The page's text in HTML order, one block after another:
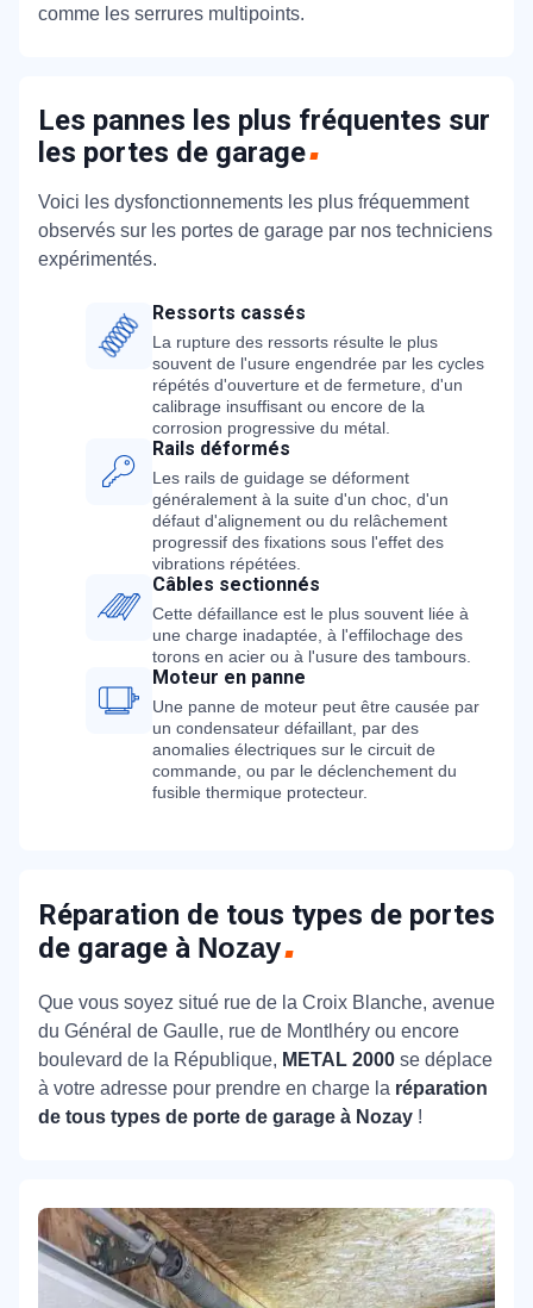
comme les serrures multipoints.
Les pannes les plus fréquentes sur
les portes de garage
Voici les dysfonctionnements les plus fréquemment
observés sur les portes de garage par nos techniciens
expérimentés.
Ressorts cassés
La rupture des ressorts résulte le plus
souvent de l'usure engendrée par les cycles
répétés d'ouverture et de fermeture, d'un
calibrage insuffisant ou encore de la
corrosion progressive du métal.
Rails déformés
Les rails de guidage se déforment
généralement à la suite d'un choc, d'un
défaut d'alignement ou du relâchement
progressif des fixations sous l'effet des
vibrations répétées.
Câbles sectionnés
Cette défaillance est le plus souvent liée à
une charge inadaptée, à l'effilochage des
torons en acier ou à l'usure des tambours.
Moteur en panne
Une panne de moteur peut être causée par
un condensateur défaillant, par des
anomalies électriques sur le circuit de
commande, ou par le déclenchement du
fusible thermique protecteur.
Réparation de tous types de portes
de garage à Nozay
Que vous soyez situé rue de la Croix Blanche, avenue
du Général de Gaulle, rue de Montlhéry ou encore
boulevard de la République, METAL 2000 se déplace
à votre adresse pour prendre en charge la réparation
de tous types de porte de garage à Nozay !